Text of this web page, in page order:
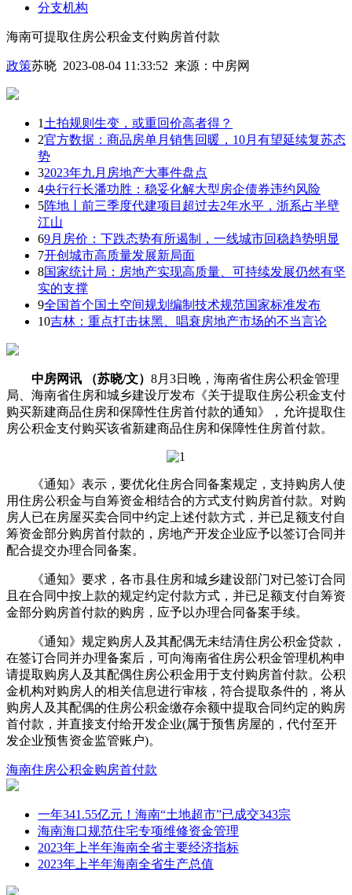
分支机构
海南可提取住房公积金支付购房首付款
政策苏晓 2023-08-04 11:33:52 来源： 中房网
1 土拍规则生变，或重回价高者得？
2官方数据：商品房单月销售回暖，10月有望延续复苏态
势
32023年九月房地产大事件盘点
4央行行长潘功胜：稳妥化解大型房企债券违约风险
5阵地丨前三季度代建项目超过去2年水平，浙系占半壁
江山
69月房价：下跌态势有所遏制，一线城市回稳趋势明显
7开创城市高质量发展新局面
8国家统计局：房地产实现高质量、可持续发展仍然有坚
实的支撑
9全国首个国土空间规划编制技术规范国家标准发布
10吉林：重点打击抹黑、唱衰房地产市场的不当言论
中房网讯 （苏晓/文） 8月3日晚，海南省住房公积金管理
局、海南省住房和城乡建设厅发布《关于提取住房公积金支付
购买新建商品住房和保障性住房首付款的通知》，允许提取住
房公积金支付购买该省新建商品住房和保障性住房首付款。
《通知》表示，要优化住房合同备案规定，支持购房人使
用住房公积金与自筹资金相结合的方式支付购房首付款。对购
房人已在房屋买卖合同中约定上述付款方式，并已足额支付自
筹资金部分购房首付款的，房地产开发企业应予以签订合同并
配合提交办理合同备案。
《通知》要求，各市县住房和城乡建设部门对已签订合同
且在合同中按上款的规定约定付款方式，并已足额支付自筹资
金部分购房首付款的购房，应予以办理合同备案手续。
《通知》规定购房人及其配偶无未结清住房公积金贷款，
在签订合同并办理备案后，可向海南省住房公积金管理机构申
请提取购房人及其配偶住房公积金用于支付购房首付款。公积
金机构对购房人的相关信息进行审核，符合提取条件的，将从
购房人及其配偶的住房公积金缴存余额中提取合同约定的购房
首付款，并直接支付给开发企业(属于预售房屋的，代付至开
发企业预售资金监管账户)。
海南住房公积金购房首付款
一年341.55亿元！海南“土地超市”已成交343宗
海南海口规范住宅专项维修资金管理
2023年上半年海南全省主要经济指标
2023年上半年海南全省生产总值